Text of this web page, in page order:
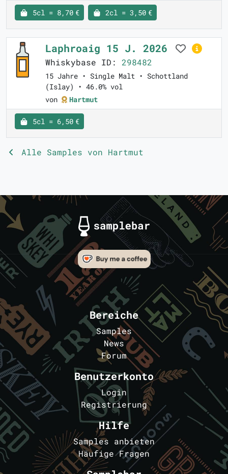
5cl = 8,70 € 2cl = 3,50 €
Laphroaig 15 J. 2026
Whiskybase ID: 298482
15 Jahre • Single Malt • Schottland
(Islay) • 46.0% vol
von
Hartmut
5cl = 6,50 €
Alle Samples von Hartmut
Bereiche
Samples
News
Forum
Benutzerkonto
Login
Registrierung
Hilfe
Samples anbieten
Häufige Fragen